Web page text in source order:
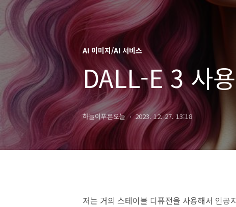
AI 이미지/AI 서비스
DALL-E 3 사
하늘이푸른오늘 2023. 12. 27. 13:18
저는 거의 스테이블 디퓨전을 사용해서 인공